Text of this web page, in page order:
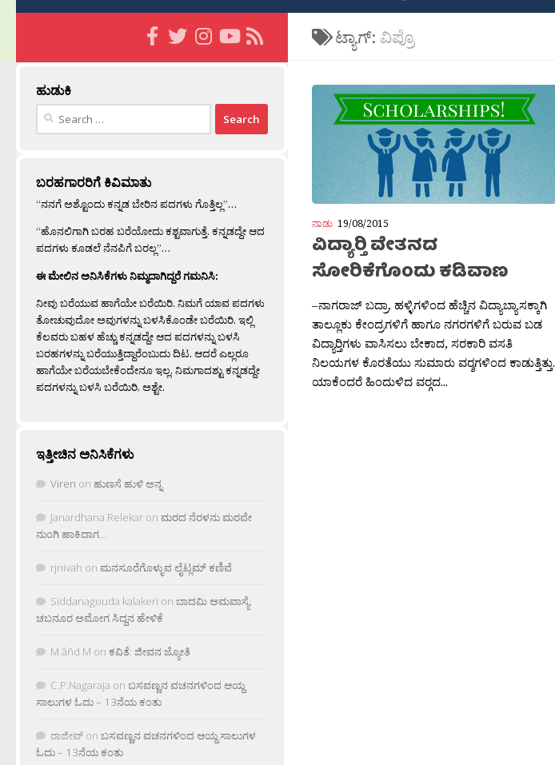
ಟ್ಯಾಗ್: ವಿಪ್ರೊ
ನಾಡು 19/08/2015
ವಿದ್ಯಾರ‍್ತಿ ವೇತನದ
ಸೋರಿಕೆಗೊಂದು ಕಡಿವಾಣ
–ನಾಗರಾಜ್ ಬದ್ರಾ. ಹಳ್ಳಿಗಳಿಂದ ಹೆಚ್ಚಿನ ವಿದ್ಯಾಬ್ಯಾಸಕ್ಕಾಗಿ
ತಾಲ್ಲೂಕು ಕೇಂದ್ರಗಳಿಗೆ ಹಾಗೂ ನಗರಗಳಿಗೆ ಬರುವ ಬಡ
ವಿದ್ಯಾರ‍್ತಿಗಳು ವಾಸಿಸಲು ಬೇಕಾದ, ಸರಕಾರಿ ವಸತಿ
ನಿಲಯಗಳ ಕೊರತೆಯು ಸುಮಾರು ವರ‍್ಶಗಳಿಂದ ಕಾಡುತ್ತಿತ್ತು.
ಯಾಕೆಂದರೆ ಹಿಂದುಳಿದ ವರ‍್ಗದ...
ಹುಡುಕಿ
Search
ಬರಹಗಾರರಿಗೆ ಕಿವಿಮಾತು
“ನನಗೆ ಅಶ್ಟೊಂದು ಕನ್ನಡ ಬೇರಿನ ಪದಗಳು ಗೊತ್ತಿಲ್ಲ”…
“ಹೊನಲಿಗಾಗಿ ಬರಹ ಬರೆಯೋದು ಕಶ್ಟವಾಗುತ್ತೆ. ಕನ್ನಡದ್ದೇ ಆದ
ಪದಗಳು ಕೂಡಲೆ ನೆನಪಿಗೆ ಬರಲ್ಲ”…
ಈ ಮೇಲಿನ ಅನಿಸಿಕೆಗಳು ನಿಮ್ಮದಾಗಿದ್ದರೆ ಗಮನಿಸಿ:
ನೀವು ಬರೆಯುವ ಹಾಗೆಯೇ ಬರೆಯಿರಿ. ನಿಮಗೆ ಯಾವ ಪದಗಳು
ತೋಚುವುದೋ ಅವುಗಳನ್ನು ಬಳಸಿಕೊಂಡೇ ಬರೆಯಿರಿ. ಇಲ್ಲಿ
ಕೆಲವರು ಬಹಳ ಹೆಚ್ಚು ಕನ್ನಡದ್ದೇ ಆದ ಪದಗಳನ್ನು ಬಳಸಿ
ಬರಹಗಳನ್ನು ಬರೆಯುತ್ತಿದ್ದಾರೆಂಬುದು ದಿಟ. ಆದರೆ ಎಲ್ಲರೂ
ಹಾಗೆಯೇ ಬರೆಯಬೇಕೆಂದೇನೂ ಇಲ್ಲ. ನಿಮಗಾದಶ್ಟು ಕನ್ನಡದ್ದೇ
ಪದಗಳನ್ನು ಬಳಸಿ ಬರೆಯಿರಿ, ಅಶ್ಟೇ.
ಇತ್ತೀಚಿನ ಅನಿಸಿಕೆಗಳು
Viren on ಹುಣಸೆ ಹುಳಿ ಅನ್ನ
Janardhana Relekar on ಮರದ ನೆರಳನು ಮರವೇ
ನುಂಗಿ ಹಾಕಿದಾಗ…
rjnivah on ಮನಸೂರೆಗೊಳ್ಳುವ ಲೈಟ್ಲಮ್ ಕಣಿವೆ
Siddanagouda kalakeri on ಬಾದಮಿ ಅಮವಾಸ್ಯೆ:
ಚಬನೂರ ಅಮೋಗ ಸಿದ್ದನ ಹೇಳಿಕೆ
M âñd M on ಕವಿತೆ: ಜೀವನ ಜ್ಯೋತಿ
C.P.Nagaraja on ಬಸವಣ್ಣನ ವಚನಗಳಿಂದ ಆಯ್ದ
ಸಾಲುಗಳ ಓದು – 13ನೆಯ ಕಂತು
ರಾಜೀವ್ on ಬಸವಣ್ಣನ ವಚನಗಳಿಂದ ಆಯ್ದ ಸಾಲುಗಳ
ಓದು – 13ನೆಯ ಕಂತು